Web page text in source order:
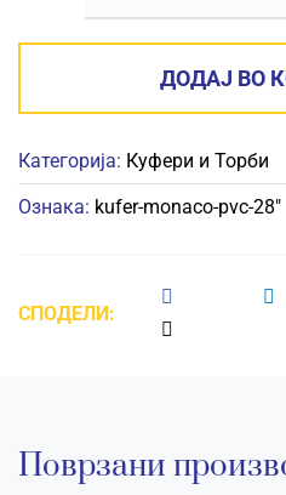
ДОДАЈ ВО
Категорија: Куфери и Торби
Ознака: kufer-monaco-pvc-28"
СПОДЕЛИ:
Поврзани